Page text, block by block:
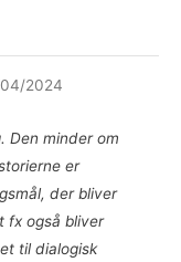
2024
Den minder om
er
der bliver
fx også bliver
til dialogisk